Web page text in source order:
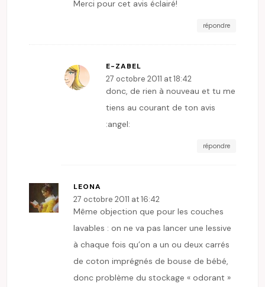
Merci pour cet avis éclairé!
répondre
E-ZABEL
27 octobre 2011 at 18:42
donc, de rien à nouveau et tu me
tiens au courant de ton avis
:angel:
répondre
LEONA
27 octobre 2011 at 16:42
Même objection que pour les couches
lavables : on ne va pas lancer une lessive
à chaque fois qu’on a un ou deux carrés
de coton imprégnés de bouse de bébé,
donc problème du stockage « odorant »